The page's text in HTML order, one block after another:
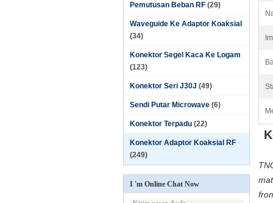
Pemutusan Beban RF (29)
Waveguide Ke Adaptor Koaksial
(34)
Konektor Segel Kaca Ke Logam
(123)
Konektor Seri J30J (49)
Sendi Putar Microwave (6)
Konektor Terpadu (22)
Konektor Adaptor Koaksial RF
(249)
I 'm Online Chat Now